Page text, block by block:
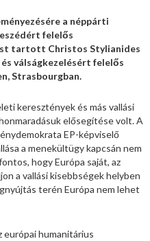
a néppárti
felelős
tartott Christos Stylianides
válságkezelésért felelős
Strasbourgban.
keresztények és más vallási
elősegítése volt. A
EP-képviselő
a menekültügy kapcsán nem
hogy Európa saját, az
a vallási kisebbségek helyben
terén Európa nem lehet
humanitárius